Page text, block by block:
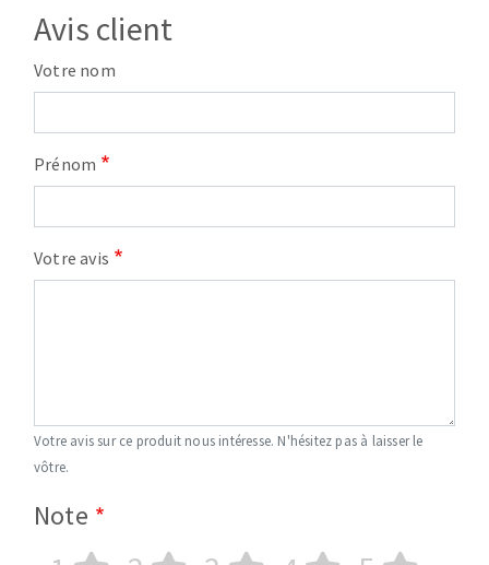
Avis client
Votre nom
Prénom
Votre avis
Votre avis sur ce produit nous intéresse. N'hésitez pas à laisser le
vôtre.
Note